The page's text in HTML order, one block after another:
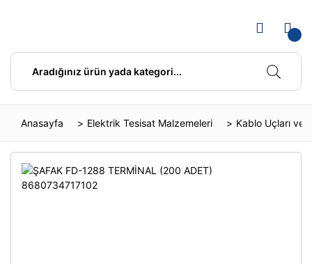
Anasayfa Elektrik Tesisat Malzemeleri Kablo Uçları ve